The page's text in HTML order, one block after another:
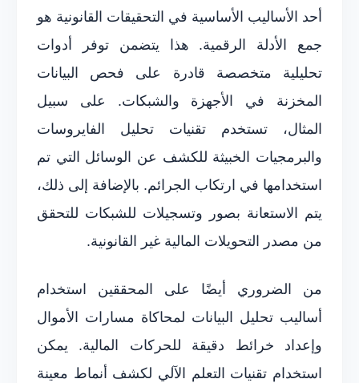
أحد الأساليب الأساسية في التحقيقات القانونية هو
جمع الأدلة الرقمية. هذا يتضمن توفر أدوات
تحليلية متخصصة قادرة على فحص البيانات
المخزنة في الأجهزة والشبكات. على سبيل
المثال، تستخدم تقنيات تحليل الفايروسات
والبرمجيات الخبيثة للكشف عن الوسائل التي تم
استخدامها في ارتكاب الجرائم. بالإضافة إلى ذلك،
يتم الاستعانة بصور وتسجيلات للشبكات للتحقق
من مصدر التحويلات المالية غير القانونية.
من الضروري أيضًا على المحققين استخدام
أساليب تحليل البيانات لمحاكاة مسارات الأموال
وإعداد خرائط دقيقة للحركات المالية. يمكن
استخدام تقنيات التعلم الآلي لكشف أنماط معينة